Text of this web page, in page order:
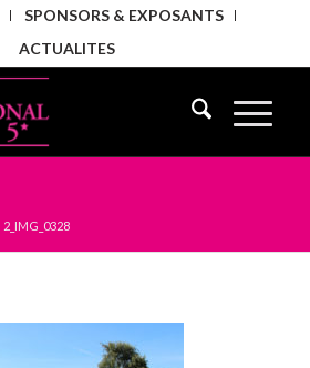
SPONSORS & EXPOSANTS
ACTUALITES
2_IMG_0328